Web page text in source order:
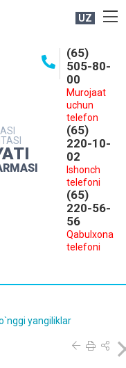
UZ
(65)
505-80-
00
Murojaat
uchun
telefon
(65)
220-10-
02
Ishonch
telefoni
(65)
220-56-
56
Qabulxona
telefoni
yangiliklar